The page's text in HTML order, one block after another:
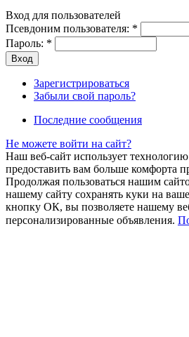
Вход для пользователей
Псевдоним пользователя: *
Пароль: *
Зарегистрироваться
Забыли свой пароль?
Последние сообщения
Не можете войти на сайт?
Наш веб-сайт использует
предоставить вам больше комфорта
Продолжая пользоваться нашим
нашему сайту сохранять куки на
кнопку ОК, вы позволяете нашему
персонализированные объявления.